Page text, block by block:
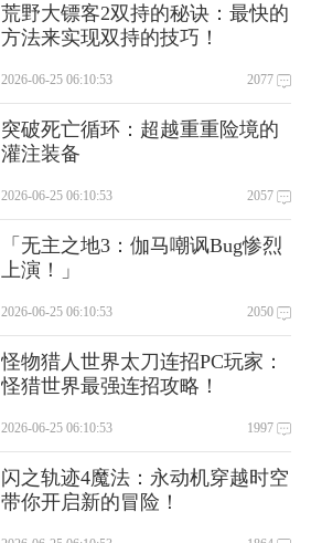
荒野大镖客2双持的秘诀：最快的
方法来实现双持的技巧！
2026-06-25 06:10:53 2077
突破死亡循环：超越重重险境的
灌注装备
2026-06-25 06:10:53 2057
「无主之地3：伽马嘲讽Bug惨烈
上演！」
2026-06-25 06:10:53 2050
怪物猎人世界太刀连招PC玩家：
怪猎世界最强连招攻略！
2026-06-25 06:10:53 1997
闪之轨迹4魔法：永动机穿越时空
带你开启新的冒险！